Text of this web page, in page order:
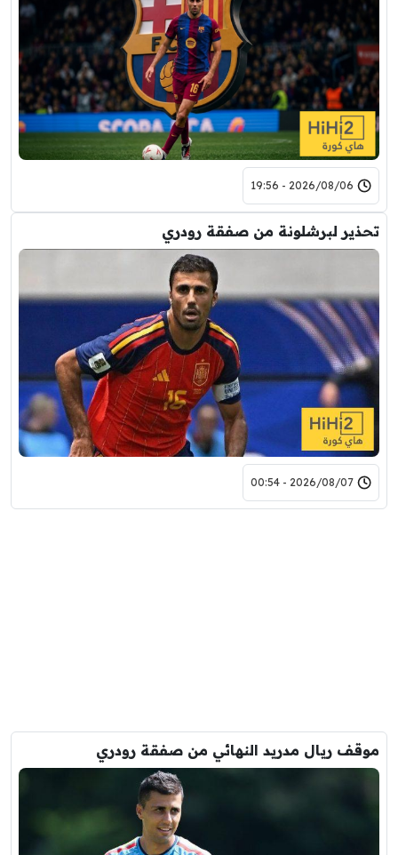
2026/08/06 - 19:56
تحذير لبرشلونة من صفقة رودري
2026/08/07 - 00:54
موقف ريال مدريد النهائي من صفقة رودري